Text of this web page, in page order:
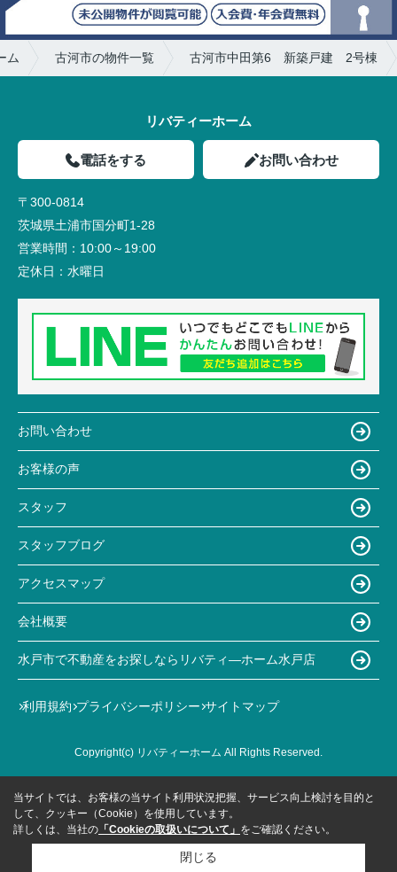
ム 古河市の物件一覧 古河市中田第6 新築戸建 2号棟
リバティーホーム
電話をする お問い合わせ
〒300-0814
茨城県土浦市国分町1-28
営業時間： 10:00～19:00
定休日： 水曜日
お問い合わせ
お客様の声
スタッフ
スタッフブログ
アクセスマップ
会社概要
水戸市で不動産をお探しならリバティ―ホーム水戸店
利用規約 プライバシーポリシー サイトマップ
Copyright(c) リバティーホーム All Rights Reserved.
当サイトでは、お客様の当サイト利用状況把握、サービス向上検討を目的と
して、クッキー（Cookie）を使用しています。
詳しくは、当社の 「Cookieの取扱いについて」 をご確認ください。
閉じる